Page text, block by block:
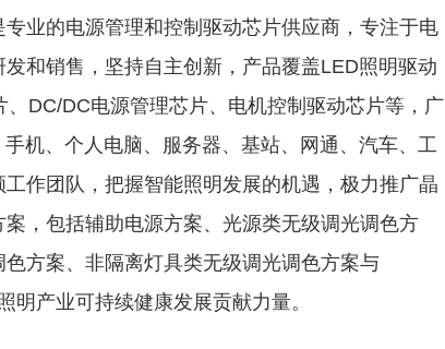
业的电源管理和控制驱动芯片供应商，专注于电
和销售，坚持自主创新，产品覆盖LED照明驱动
DC/DC电源管理芯片、电机控制驱动芯片等，广
机、个人电脑、服务器、基站、网通、汽车、工
作团队，把握智能照明发展的机遇，极力推广晶
，包括辅助电源方案、光源类无级调光调色方
方案、非隔离灯具类无级调光调色方案与
明产业可持续健康发展贡献力量。